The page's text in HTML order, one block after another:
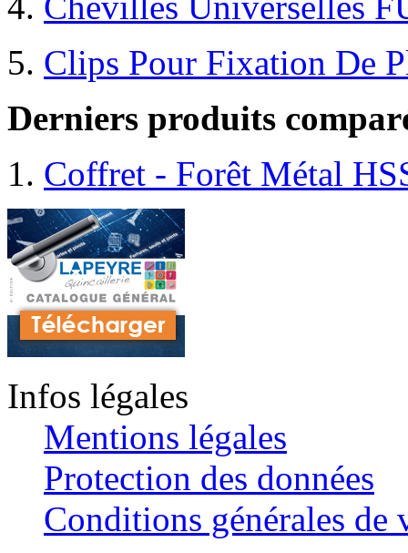
Clips Pour Fixation De
Derniers produits
Coffret - Forêt Métal
Infos légales
Mentions légales
Protection des données
Conditions générales de